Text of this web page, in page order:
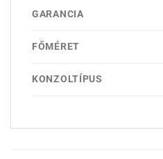
GARANCIA
FŐMÉRET
KONZOLTÍPUS